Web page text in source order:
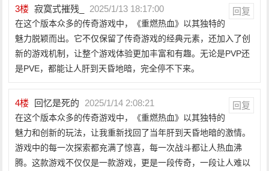
3楼 寂寞式摧残_ 2025/1/13 18:17:00 回复
在这个版本众多的传奇游戏中，《重燃热血》以其独特的
魅力脱颖而出。它不仅保留了传奇游戏的经典元素，还加入了创
新的游戏机制，让整个游戏体验更加丰富和有趣。无论是PVP还
是PVE，都能让人肝到天昏地暗，完全停不下来。
4楼 回忆是死的 2025/1/14 2:08:21 回复
在这个版本众多的传奇游戏中，《重燃热血》以其独特的
魅力和创新的玩法，让我重新找回了当年肝到天昏地暗的激情。
游戏中的每一次探索都充满了惊喜，每一次战斗都让人热血沸
腾。这款游戏不仅仅是一款游戏，更是一段传奇，一段让人难以